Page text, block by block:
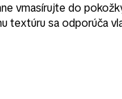
vmasírujte do
textúru sa odporúča